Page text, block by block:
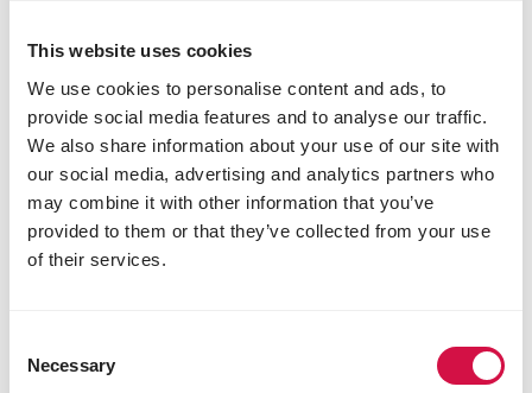
This website uses cookies
We use cookies to personalise content and ads, to
provide social media features and to analyse our traffic.
We also share information about your use of our site with
our social media, advertising and analytics partners who
may combine it with other information that you’ve
provided to them or that they’ve collected from your use
of their services.
Selection
Necessary
Analytische bestanddelen
ruw eiwit 13%
ruw vet 6%
ruwe celstof 6%
ruwe as 3%
koolhydraten 59%
lysine 0,56%
calcium 0,15%